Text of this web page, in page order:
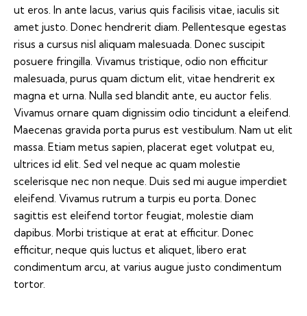
ut eros. In ante lacus, varius quis facilisis vitae, iaculis sit
amet justo. Donec hendrerit diam. Pellentesque egestas
risus a cursus nisl aliquam malesuada. Donec suscipit
posuere fringilla. Vivamus tristique, odio non efficitur
malesuada, purus quam dictum elit, vitae hendrerit ex
magna et urna. Nulla sed blandit ante, eu auctor felis.
Vivamus ornare quam dignissim odio tincidunt a eleifend.
Maecenas gravida porta purus est vestibulum. Nam ut elit
massa. Etiam metus sapien, placerat eget volutpat eu,
ultrices id elit. Sed vel neque ac quam molestie
scelerisque nec non neque. Duis sed mi augue imperdiet
eleifend. Vivamus rutrum a turpis eu porta. Donec
sagittis est eleifend tortor feugiat, molestie diam
dapibus. Morbi tristique at erat at efficitur. Donec
efficitur, neque quis luctus et aliquet, libero erat
condimentum arcu, at varius augue justo condimentum
tortor.